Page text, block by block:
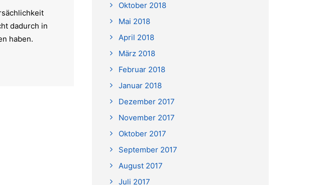
dadurch in
haben.
Oktober 2018
Mai 2018
April 2018
März 2018
Februar 2018
Januar 2018
Dezember 2017
November 2017
Oktober 2017
September 2017
August 2017
Juli 2017